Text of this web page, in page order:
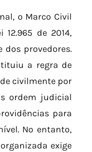
o Marco Civil
de 2014,
dos provedores.
a regra de
civilmente por
ordem judicial
para
No entanto,
exige